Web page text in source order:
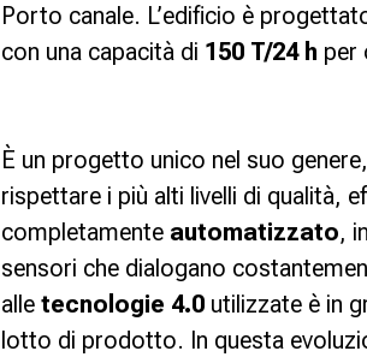
Porto canale. L’edificio è
con una capacità di 150 T/24 h per
È un progetto unico nel suo
rispettare i più alti livelli di qualità,
completamente automatizzato,
sensori che dialogano
alle tecnologie 4.0 utilizzate è in
lotto di prodotto. In questa